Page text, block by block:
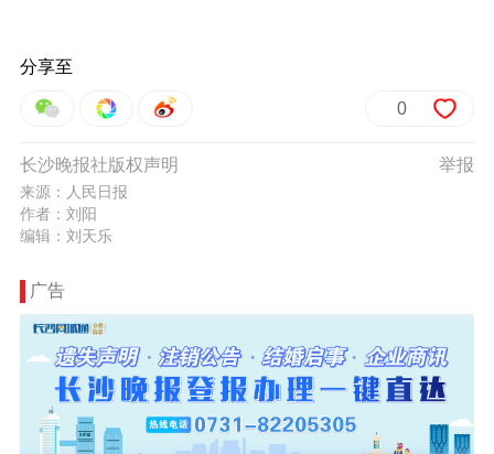
分享至
0
举报
长沙晚报社版权声明
来源：人民日报
作者：刘阳
编辑：刘天乐
广告